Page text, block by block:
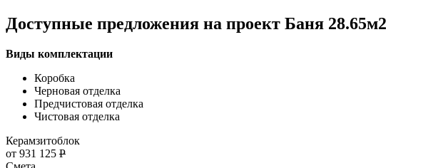
Доступные предложения на проект Баня 28.65м2
Виды комплектации
Коробка
Черновая отделка
Предчистовая отделка
Чистовая отделка
Керамзитоблок
от 931 125 Р